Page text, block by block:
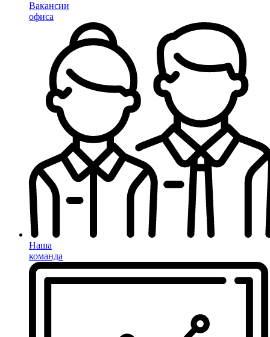
Вакансии
офиса
Наша
команда